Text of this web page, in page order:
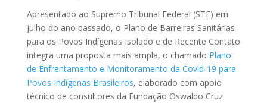
Apresentado ao Supremo Tribunal Federal (STF) em
julho do ano passado, o Plano de Barreiras Sanitárias
para os Povos Indígenas Isolado e de Recente Contato
integra uma proposta mais ampla, o chamado Plano
de Enfrentamento e Monitoramento da Covid-19 para
Povos Indígenas Brasileiros, elaborado com apoio
técnico de consultores da Fundação Oswaldo Cruz